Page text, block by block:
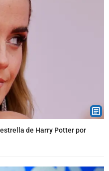
de Harry Potter por